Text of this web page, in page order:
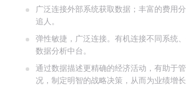
广泛连接外部系统获取数据；丰富的费用
追人。
弹性敏捷，广泛连接。有机连接不同系统
数据分析中台。
通过数据描述更精确的经济活动，有助于
况，制定明智的战略决策，从而为业绩增长